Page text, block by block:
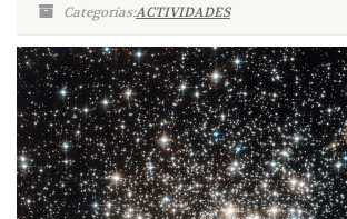
Categorías:ACTIVIDADES